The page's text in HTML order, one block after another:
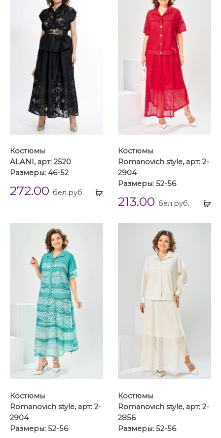
Выбрать
Костюмы
ALANI, арт: 2520
Размеры: 46-52
272.00 бел.руб.
Костюмы
Romanovich style, арт: 2-
2904
Размеры: 52-56
213.00 бел.руб.
Костюмы
Romanovich style, арт: 2-
2904
Размеры: 52-56
Костюмы
Romanovich style, арт: 2-
2856
Размеры: 52-56